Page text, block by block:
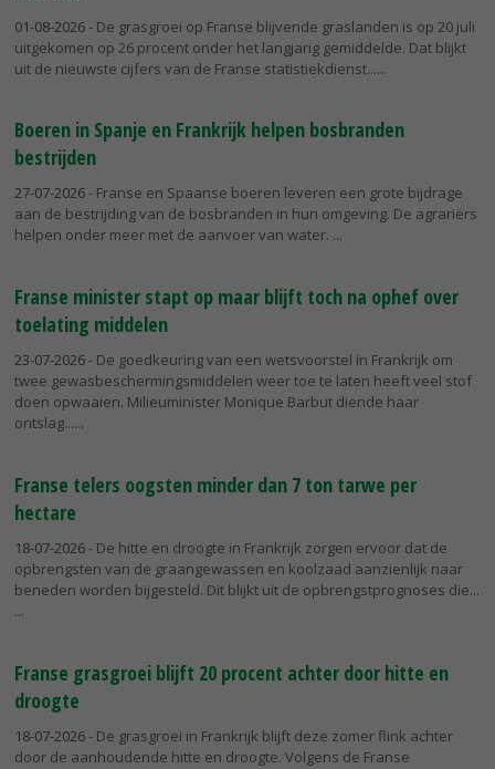
01-08-2026- De grasgroei op Franse blijvende graslanden is op 20 juli
uitgekomen op 26 procent onder het langjarig gemiddelde. Dat blijkt
uit de nieuwste cijfers van de Franse statistiekdienst...
Boeren in Spanje en Frankrijk helpen bosbranden
bestrijden
27-07-2026- Franse en Spaanse boeren leveren een grote bijdrage
aan de bestrijding van de bosbranden in hun omgeving. De agrariërs
helpen onder meer met de aanvoer van water.
Franse minister stapt op maar blijft toch na ophef over
toelating middelen
23-07-2026- De goedkeuring van een wetsvoorstel in Frankrijk om
twee gewasbeschermingsmiddelen weer toe te laten heeft veel stof
doen opwaaien. Milieuminister Monique Barbut diende haar
ontslag...
Franse telers oogsten minder dan 7 ton tarwe per
hectare
18-07-2026- De hitte en droogte in Frankrijk zorgen ervoor dat de
opbrengsten van de graangewassen en koolzaad aanzienlijk naar
beneden worden bijgesteld. Dit blijkt uit de opbrengstprognoses die...
Franse grasgroei blijft 20 procent achter door hitte en
droogte
18-07-2026- De grasgroei in Frankrijk blijft deze zomer flink achter
door de aanhoudende hitte en droogte. Volgens de Franse